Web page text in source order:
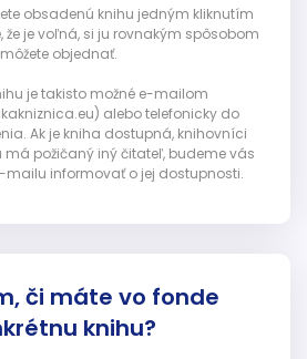
obsadenú knihu jedným kliknutím
že je voľná, si ju rovnakým spôsobom
môžete objednať.
je takisto možné e-mailom
alebo telefonicky do
Ak je kniha dostupná, knihovníci
má požičaný iný čitateľ, budeme vás
informovať o jej dostupnosti.
či máte vo fonde
knihu?